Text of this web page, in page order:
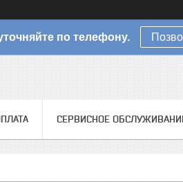
по телефону.
СЕРВИСНОЕ